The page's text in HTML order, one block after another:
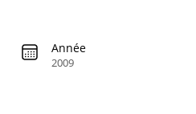
Année
2009